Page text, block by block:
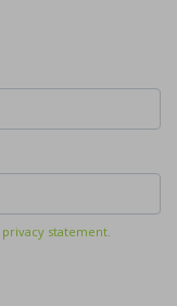
privacy statement.